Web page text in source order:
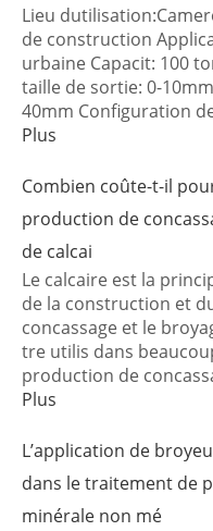
Lieu
de construction
urbaine Capacit: 100
taille de sortie: 0-
40mm Configuration
Plus
Combien coûte-t-il
production de
de calcai
Le calcaire est la
de la construction et
concassage et le
tre utilis dans
production de
Plus
L’application de
dans le traitement de
minérale non mé